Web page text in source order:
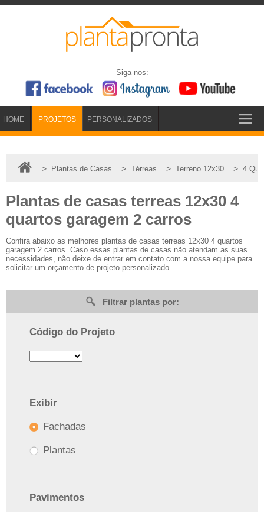
Siga-nos:
HOME PROJETOS PERSONALIZADOS
> Plantas de Casas > Térreas > Terreno 12x30 > 4
Plantas de casas terreas 12x30 4
quartos garagem 2 carros
Confira abaixo as melhores plantas de casas terreas 12x30 4 quartos
garagem 2 carros. Caso essas plantas de casas não atendam as suas
necessidades, não deixe de entrar em contato com a nossa equipe para
solicitar um orçamento de projeto personalizado.
Filtrar plantas por:
Código do Projeto
Exibir
Fachadas
Plantas
Pavimentos